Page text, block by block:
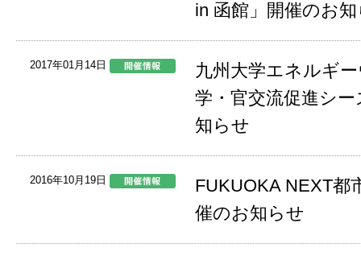
in 函館」開催のお
2017年01月14日
九州大学エネルギ
学・官交流促進シ
知らせ
2016年10月19日
FUKUOKA NEXT
催のお知らせ